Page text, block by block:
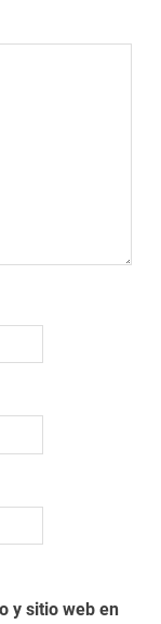
y sitio web en